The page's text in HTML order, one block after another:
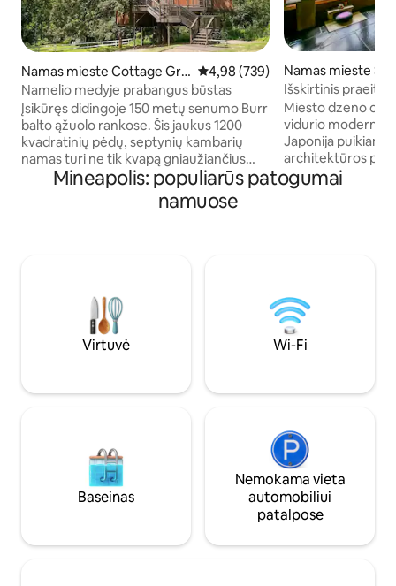
Namas mieste Cottage Gro
ve
Vidutinis įvertinimas: 4,98 iš 5,
4,98 (739)
Namelio medyje prabangus būstas
Įsikūręs didingoje 150 metų senumo Burr
balto ąžuolo rankose. Šis jaukus 1200
kvadratinių pėdų, septynių kambarių
namas turi ne tik kvapą gniaužiančius
vaizdus, bet ir žavingų bei žavingų
staigmenų, kurios dera pasakoje.
Užlipkite 40 pėdų aukštyje į apžvalgos
Įlipkite į karštą, burbuliuojantį sūkurinės
vonios purkštukus arba šiltą lietaus dušo
glostymą ir atgaukite dvasią
nuramindami raumenis, atitirpindami
apsistokite ant grindų šildomų grindų
lauko terasų. Nepamirškite išspręsti
namelio medyje paslapties, kuri laukia
jūsų atradimo medinėse sienose. Šį
namelį medyje architektas sukūrė
detalių. Krištolo sietynai su aukštomis
Namas mieste
Išskirtinis praeito
modernus būstas
Miesto dzeno
vidurio moderni
Japonija
architektūros
ojo dešimtmečio
suprojektuotas
draugiškas
galima pasiekti
parduotuvę,
Mineapolis: populiarūs patogumai
namuose
Virtuvė Wi-Fi
Baseinas
Nemokama vieta
automobiliui
patalpose